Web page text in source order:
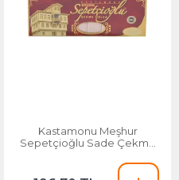
Kastamonu Meşhur
Sepetçioğlu Sade Çekme